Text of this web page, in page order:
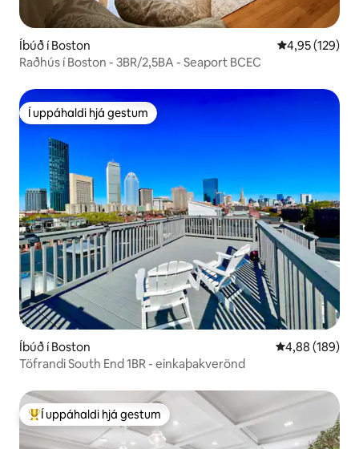
Íbúð í Boston 4,95 af 5 í
4,95 (129)
Raðhús í Boston - 3BR/2,5BA - Seaport BCEC
Í uppáhaldi hjá gestum
Í uppáhaldi hjá gestum
Íbúð í Boston 4,88 af 5 í
4,88 (189)
Töfrandi South End 1BR - einkaþakverönd
Í mestu uppáhaldi hjá gestum
Í uppáhaldi hjá gestum